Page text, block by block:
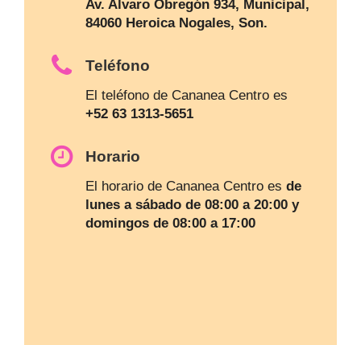
Av. Alvaro Obregón 934, Municipal,
84060 Heroica Nogales, Son.
Teléfono
El teléfono de Cananea Centro es
+52 63 1313-5651
Horario
El horario de Cananea Centro es de
lunes a sábado de 08:00 a 20:00 y
domingos de 08:00 a 17:00